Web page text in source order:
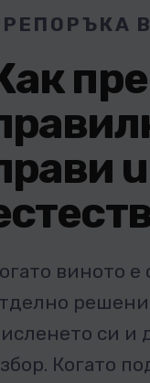
виното
си и
Когато